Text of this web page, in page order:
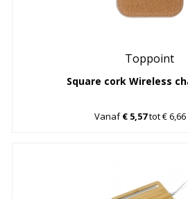
Toppoint
Square cork Wireless
Vanaf€ 5,57tot €